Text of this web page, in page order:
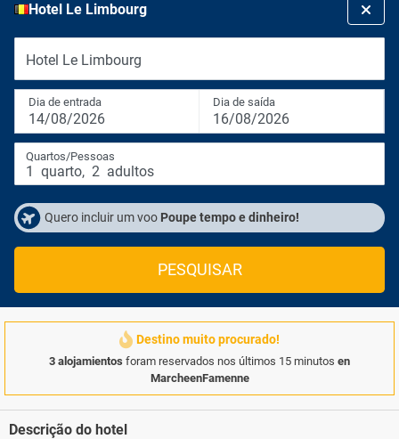
Hotel Le Limbourg
Hotel Le Limbourg
Dia de entrada
14/08/2026
Dia de saída
16/08/2026
Quartos/Pessoas
1 quarto, 2 adultos
Quero incluir um voo Poupe tempo e dinheiro!
PESQUISAR
Destino muito procurado!
3 alojamientos foram reservados nos últimos 15 minutos en
MarcheenFamenne
Descrição do hotel